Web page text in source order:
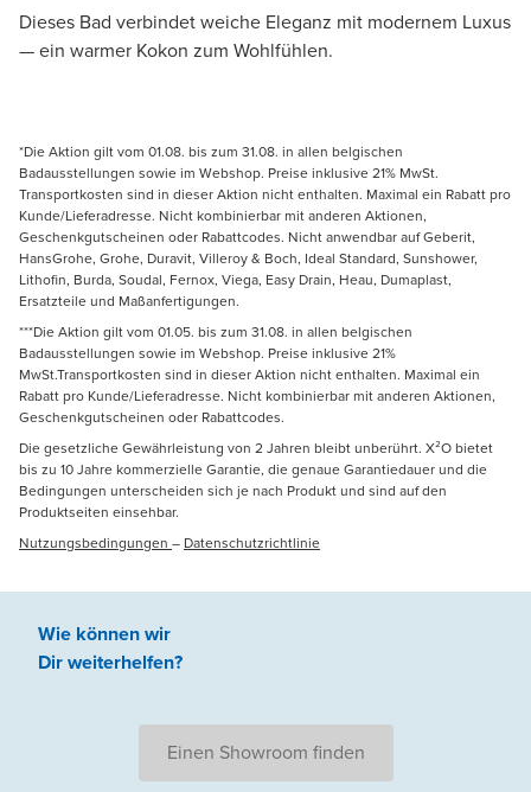
Dieses Bad verbindet weiche Eleganz mit modernem Luxus
— ein warmer Kokon zum Wohlfühlen.
*Die Aktion gilt vom 01.08. bis zum 31.08. in allen belgischen
Badausstellungen sowie im Webshop. Preise inklusive 21% MwSt.
Transportkosten sind in dieser Aktion nicht enthalten. Maximal ein Rabatt pro
Kunde/Lieferadresse. Nicht kombinierbar mit anderen Aktionen,
Geschenkgutscheinen oder Rabattcodes. Nicht anwendbar auf Geberit,
HansGrohe, Grohe, Duravit, Villeroy & Boch, Ideal Standard, Sunshower,
Lithofin, Burda, Soudal, Fernox, Viega, Easy Drain, Heau, Dumaplast,
Ersatzteile und Maßanfertigungen.
***Die Aktion gilt vom 01.05. bis zum 31.08. in allen belgischen
Badausstellungen sowie im Webshop. Preise inklusive 21%
MwSt.Transportkosten sind in dieser Aktion nicht enthalten. Maximal ein
Rabatt pro Kunde/Lieferadresse. Nicht kombinierbar mit anderen Aktionen,
Geschenkgutscheinen oder Rabattcodes.
Die gesetzliche Gewährleistung von 2 Jahren bleibt unberührt. X²O bietet
bis zu 10 Jahre kommerzielle Garantie, die genaue Garantiedauer und die
Bedingungen unterscheiden sich je nach Produkt und sind auf den
Produktseiten einsehbar.
Nutzungsbedingungen – Datenschutzrichtlinie
Wie können wir
Dir weiterhelfen?
Einen Showroom finden